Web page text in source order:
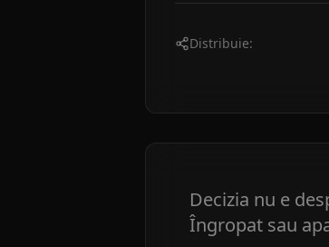
Distribuie:
Decizia nu e
Îngropat sau